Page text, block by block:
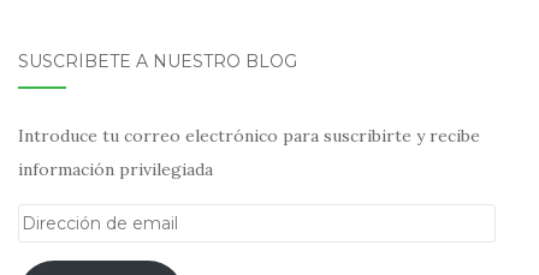
SUSCRÍBETE A NUESTRO BLOG
Introduce tu correo electrónico para suscribirte y recibe
información privilegiada
Dirección